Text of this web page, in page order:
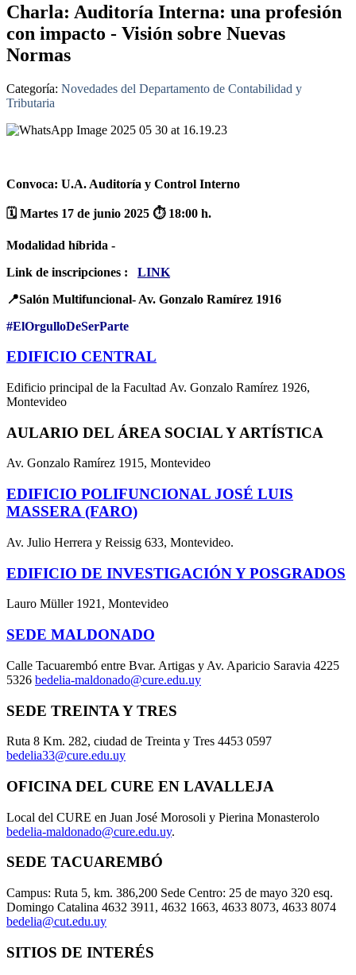
Charla: Auditoría Interna: una profesión
con impacto - Visión sobre Nuevas
Normas
Categoría: Novedades del Departamento de Contabilidad y
Tributaria
Convoca: U.A. Auditoría y Control Interno
🗓 Martes 17 de junio 2025 ⏱️ 18:00 h.
Modalidad híbrida -
Link de inscripciones :
LINK
📍Salón Multifuncional- Av. Gonzalo Ramírez 1916
#ElOrgulloDeSerParte
EDIFICIO CENTRAL
Edificio principal de la Facultad Av. Gonzalo Ramírez 1926,
Montevideo
AULARIO DEL ÁREA SOCIAL Y ARTÍSTICA
Av. Gonzalo Ramírez 1915, Montevideo
EDIFICIO POLIFUNCIONAL JOSÉ LUIS
MASSERA (FARO)
Av. Julio Herrera y Reissig 633, Montevideo.
EDIFICIO DE INVESTIGACIÓN Y POSGRADOS
Lauro Müller 1921, Montevideo
SEDE MALDONADO
Calle Tacuarembó entre Bvar. Artigas y Av. Aparicio Saravia 4225
5326 bedelia-maldonado@cure.edu.uy
SEDE TREINTA Y TRES
Ruta 8 Km. 282, ciudad de Treinta y Tres 4453 0597
bedelia33@cure.edu.uy
OFICINA DEL CURE EN LAVALLEJA
Local del CURE en Juan José Morosoli y Pierina Monasterolo
bedelia-maldonado@cure.edu.uy.
SEDE TACUAREMBÓ
Campus: Ruta 5, km. 386,200 Sede Centro: 25 de mayo 320 esq.
Domingo Catalina 4632 3911, 4632 1663, 4633 8073, 4633 8074
bedelia@cut.edu.uy
SITIOS DE INTERÉS